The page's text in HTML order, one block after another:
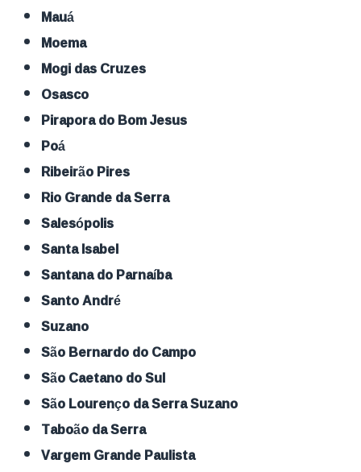
Mauá
Moema
Mogi das Cruzes
Osasco
Pirapora do Bom Jesus
Poá
Ribeirão Pires
Rio Grande da Serra
Salesópolis
Santa Isabel
Santana do Parnaíba
Santo André
Suzano
São Bernardo do Campo
São Caetano do Sul
São Lourenço da Serra Suzano
Taboão da Serra
Vargem Grande Paulista